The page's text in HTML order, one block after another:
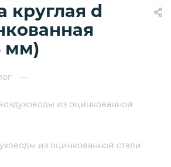
круглая d
мм)
—
из оцинкованной
из оцинкованной стали